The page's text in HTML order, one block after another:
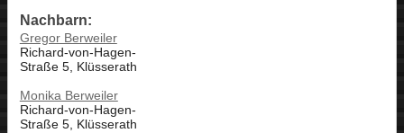
Nachbarn:
Gregor Berweiler
Richard-von-Hagen-
Straße 5, Klüsserath
Monika Berweiler
Richard-von-Hagen-
Straße 5, Klüsserath